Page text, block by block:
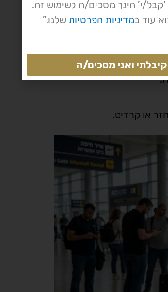
זכויות. פעלו באופן מסודר, קצר
או קרדיט.
י’ הינך מסכים/ה לשימוש זה.
עוד במדיניות הפרטיות שלנו.”
קיבלתי ואני מסכים/ה